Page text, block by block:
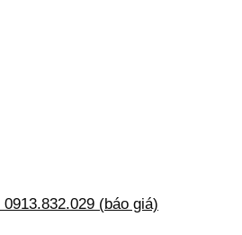
0913.832.029 (báo giá)